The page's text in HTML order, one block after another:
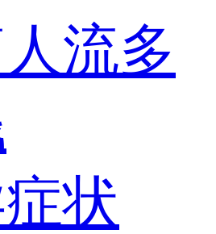
流多
状